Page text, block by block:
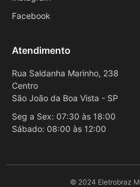
Facebook
Atendimento
Rua Saldanha Marinho, 238
Centro
São João da Boa Vista - SP
Seg a Sex: 07:30 às 18:00
Sábado: 08:00 às 12:00
© 2024 Eletrobraz